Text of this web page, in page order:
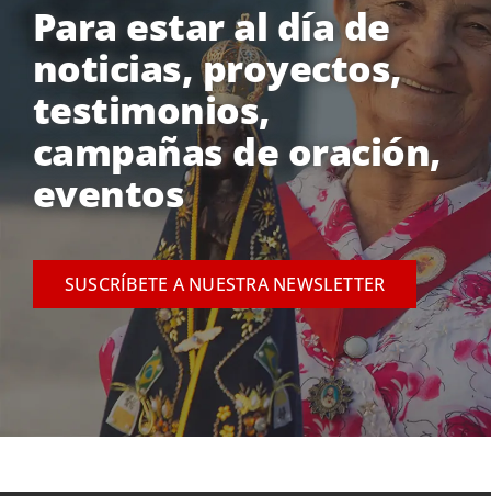
Para estar al día de
noticias, proyectos,
testimonios,
campañas de oración,
eventos
SUSCRÍBETE A NUESTRA NEWSLETTER